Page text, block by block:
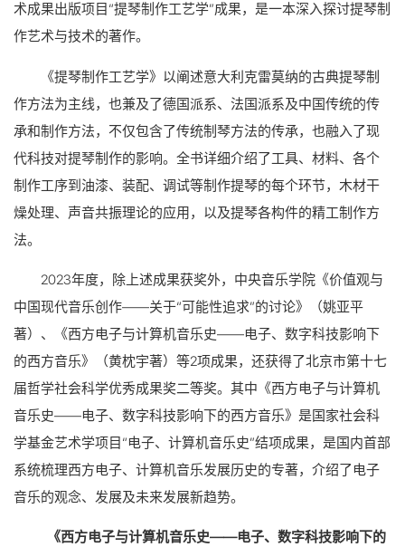
术成果出版项目“提琴制作工艺学”成果，是一本深入探讨提琴制
作艺术与技术的著作。
《提琴制作工艺学》以阐述意大利克雷莫纳的古典提琴制
作方法为主线，也兼及了德国派系、法国派系及中国传统的传
承和制作方法，不仅包含了传统制琴方法的传承，也融入了现
代科技对提琴制作的影响。全书详细介绍了工具、材料、各个
制作工序到油漆、装配、调试等制作提琴的每个环节，木材干
燥处理、声音共振理论的应用，以及提琴各构件的精工制作方
法。
2023年度，除上述成果获奖外，中央音乐学院《价值观与
中国现代音乐创作——关于“可能性追求”的讨论》（姚亚平
著）、《西方电子与计算机音乐史——电子、数字科技影响下
的西方音乐》（黄枕宇著）等2项成果，还获得了北京市第十七
届哲学社会科学优秀成果奖二等奖。其中《西方电子与计算机
音乐史——电子、数字科技影响下的西方音乐》是国家社会科
学基金艺术学项目“电子、计算机音乐史”结项成果，是国内首部
系统梳理西方电子、计算机音乐发展历史的专著，介绍了电子
音乐的观念、发展及未来发展新趋势。
《西方电子与计算机音乐史——电子、数字科技影响下的